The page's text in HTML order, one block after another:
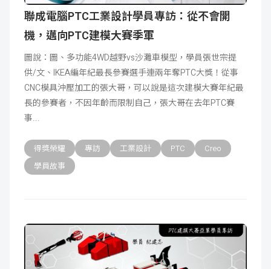
聯成電腦PTC工業設計學員專訪：從不會開
機，邁向PTC建模大賽季軍
圖說：圖、多功能4WD越野vs沙灘車模型，學員張世宗提
供/文、IKEA編年紀最長參賽選手連兩年奪PTC大獎！從事
CNC模具沖壓加工的張大哥，可以說是這次建模大賽年紀最
長的參賽者，不因年齡而限制自己，張大哥在去年PTC賽
事
得獎榮耀 專訪 工業設計 PTC
Creo
學員故事